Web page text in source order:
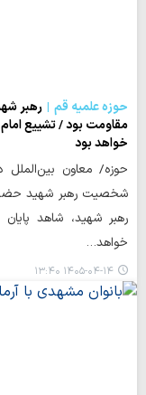
حوزه علمیه قم
رهبر
مقاومت بود / تشییع
خواهد بود
حوزه/ معاون بین‌الملل
شخصیت رهبر شهید
رهبر شهید، شاهد
خواهد…
۱۴۰۵-۰۴-۱۴ ۱۳:۴۰